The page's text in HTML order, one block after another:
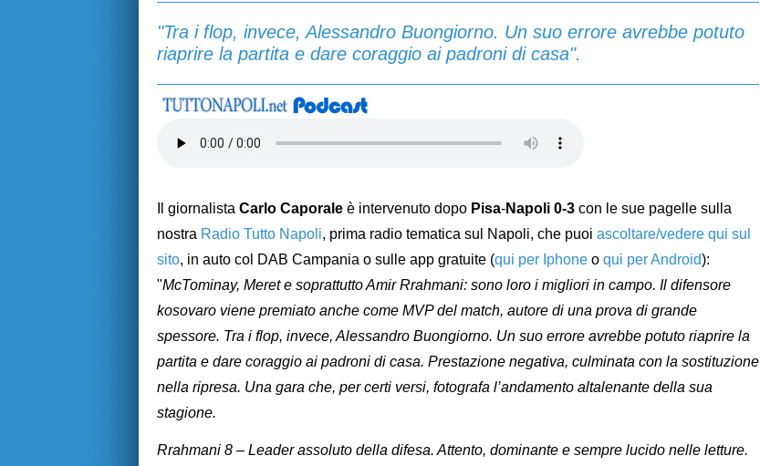
"Tra i flop, invece, Alessandro Buongiorno. Un suo errore avrebbe potuto
riaprire la partita e dare coraggio ai padroni di casa".
Il giornalista Carlo Caporale è intervenuto dopo Pisa-Napoli 0-3 con le sue pagelle sulla
nostra Radio Tutto Napoli, prima radio tematica sul Napoli, che puoi ascoltare/vedere qui sul
sito, in auto col DAB Campania o sulle app gratuite (qui per Iphone o qui per Android):
"McTominay, Meret e soprattutto Amir Rrahmani: sono loro i migliori in campo. Il difensore
kosovaro viene premiato anche come MVP del match, autore di una prova di grande
spessore. Tra i flop, invece, Alessandro Buongiorno. Un suo errore avrebbe potuto riaprire la
partita e dare coraggio ai padroni di casa. Prestazione negativa, culminata con la sostituzione
nella ripresa. Una gara che, per certi versi, fotografa l’andamento altalenante della sua
stagione.
Rrahmani 8 – Leader assoluto della difesa. Attento, dominante e sempre lucido nelle letture.